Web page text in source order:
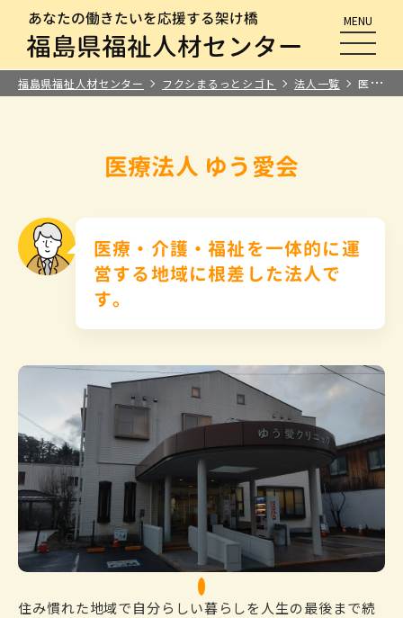
MENU
メニ
福島県福祉人材センター フクシまるっとシゴト 法人一覧 医療法人 ゆう愛会
医療法人 ゆう愛会
医療・介護・福祉を一体的に運
営する地域に根差した法人で
す。
1
住み慣れた地域で自分らしい暮らしを人生の最後まで続